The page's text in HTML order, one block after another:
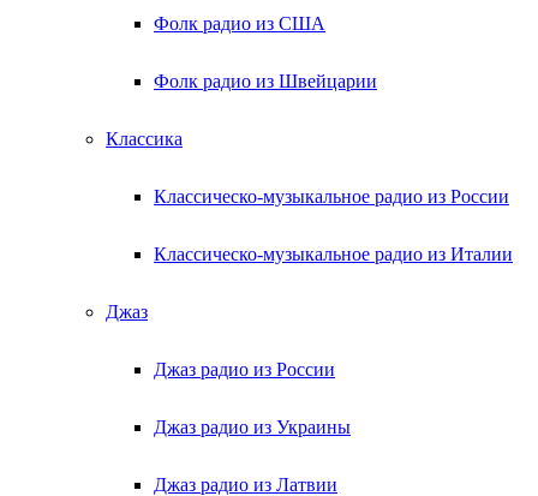
Фолк радио из США
Фолк радио из Швейцарии
Классика
Классическо-музыкальное радио из России
Классическо-музыкальное радио из Италии
Джаз
Джаз радио из России
Джаз радио из Украины
Джаз радио из Латвии